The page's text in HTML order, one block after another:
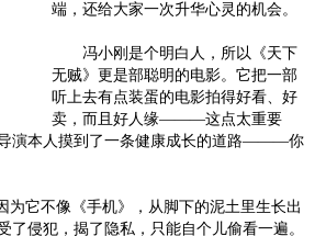
端，还给大家一次升华心灵的机会。
冯小刚是个明白人，所以《天下
无贼》更是部聪明的电影。它把一部
听上去有点装蛋的电影拍得好看、好
卖，而且好人缘———这点太重要
演本人摸到了一条健康成长的道路———你
它不像《手机》，从脚下的泥土里生长出
侵犯，揭了隐私，只能自个儿偷看一遍。